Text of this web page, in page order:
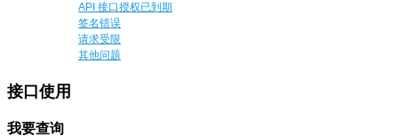
API 接口授权已到期
签名错误
请求受限
其他问题
接口使用
我要查询